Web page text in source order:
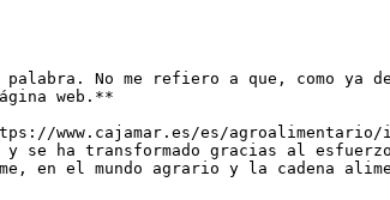
No me refiero a que, como ya
web.**
www.cajamar.es/es/
se ha transformado gracias al
en el mundo agrario y la cadena